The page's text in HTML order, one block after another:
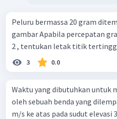
Peluru bermassa 20 gram
gambar Apabila percepatan gravitasi di tempat itu 10 m/s
2 , tentukan letak titik
3 0.0
Waktu yang dibutuhkan untuk
oleh sebuah benda yang
m/s ke atas pada sudut elevasi